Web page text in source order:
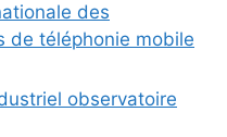
des
de téléphonie mobile
observatoire